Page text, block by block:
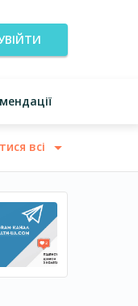
всі